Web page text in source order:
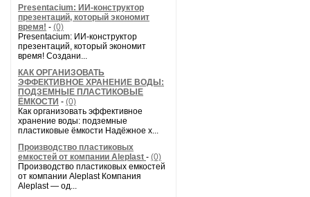
Presentacium: ИИ‑конструктор
презентаций, который экономит
время! - (0)
Presentacium: ИИ‑конструктор
презентаций, который экономит
время! Создани...
КАК ОРГАНИЗОВАТЬ
ЭФФЕКТИВНОЕ ХРАНЕНИЕ ВОДЫ:
ПОДЗЕМНЫЕ ПЛАСТИКОВЫЕ
ЁМКОСТИ - (0)
Как организовать эффективное
хранение воды: подземные
пластиковые ёмкости Надёжное х...
Производство пластиковых
емкостей от компании Aleplast - (0)
Производство пластиковых емкостей
от компании Aleplast Компания
Aleplast — од...